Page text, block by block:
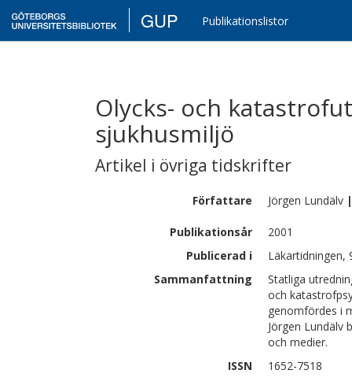
GUP Publikationslistor
Olycks- och
sjukhusmiljö
Artikel i övriga tidskrifter
Författare Jörgen Lundälv |
Publikationsår
2001
Publicerad i
Läkartidningen,
Sammanfattning
Statliga
och
genomfördes i
Jörgen Lundälv
och medier.
ISSN
1652-7518